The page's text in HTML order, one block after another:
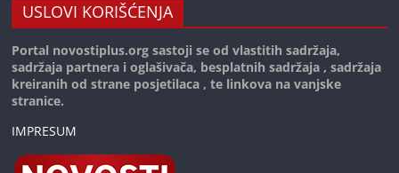
USLOVI KORIŠĆENJA
Portal novostiplus.org sastoji se od vlastitih sadržaja,
sadržaja partnera i oglašivača, besplatnih sadržaja , sadržaja
kreiranih od strane posjetilaca , te linkova na vanjske
stranice.
IMPRESUM